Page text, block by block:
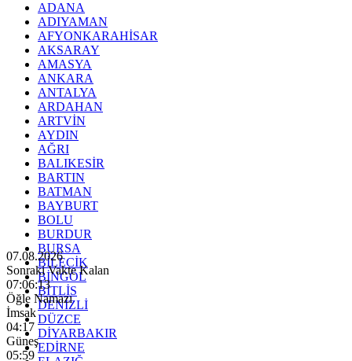
ADANA
ADIYAMAN
AFYONKARAHİSAR
AKSARAY
AMASYA
ANKARA
ANTALYA
ARDAHAN
ARTVİN
AYDIN
AĞRI
BALIKESİR
BARTIN
BATMAN
BAYBURT
BOLU
BURDUR
BURSA
BİLECİK
BİNGÖL
BİTLİS
DENİZLİ
DÜZCE
DİYARBAKIR
EDİRNE
07.08.2026
Sonraki Vakte Kalan
07:06:11
Öğle Namazı
İmsak
04:17
Güneş
05:59